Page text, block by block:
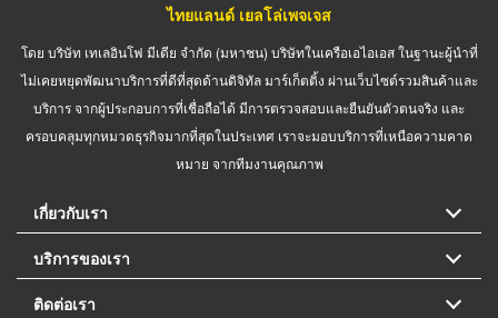
ไทยแลนด์ เยลโล่เพจเจส
โดย บริษัท เทเลอินโฟ มีเดีย จำกัด (มหาชน) บริษัทในเครือเอไอเอส ในฐานะผู้นำที่
ไม่เคยหยุดพัฒนาบริการที่ดีที่สุดด้านดิจิทัล มาร์เก็ตติ้ง ผ่านเว็บไซต์รวมสินค้าและ
บริการ จากผู้ประกอบการที่เชื่อถือได้ มีการตรวจสอบและยืนยันตัวตนจริง และ
ครอบคลุมทุกหมวดธุรกิจมากที่สุดในประเทศ เราจะมอบบริการที่เหนือความคาด
หมาย จากทีมงานคุณภาพ
เกี่ยวกับเรา
บริการของเรา
ติดต่อเรา